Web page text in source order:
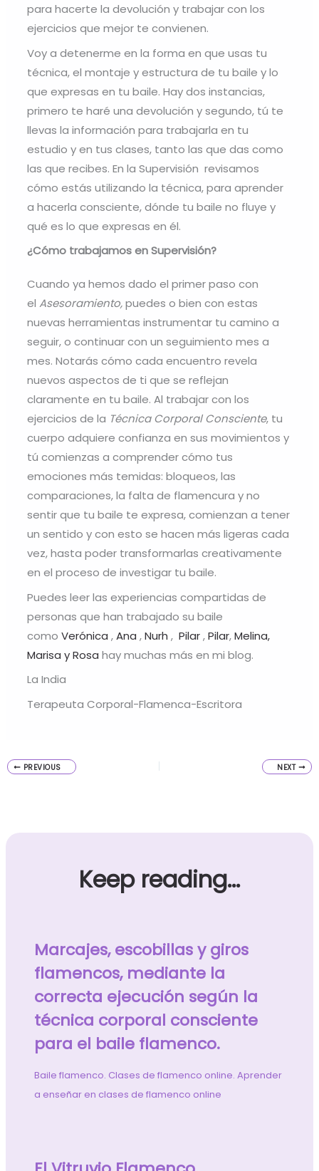
para hacerte la devolución y trabajar con los
ejercicios que mejor te convienen.
Voy a detenerme en la forma en que usas tu
técnica, el montaje y estructura de tu baile y lo
que expresas en tu baile. Hay dos instancias,
primero te haré una devolución y segundo, tú te
llevas la información para trabajarla en tu
estudio y en tus clases, tanto las que das como
las que recibes. En la Supervisión revisamos
cómo estás utilizando la técnica, para aprender
a hacerla consciente, dónde tu baile no fluye y
qué es lo que expresas en él.
¿Cómo trabajamos en Supervisión?
Cuando ya hemos dado el primer paso con
elAsesoramiento,puedes o bien con estas
nuevas herramientas instrumentar tu camino a
seguir, o continuar con un seguimiento mes a
mes. Notarás cómo cada encuentro revela
nuevos aspectos de ti que se reflejan
claramente en tu baile. Al trabajar con los
ejercicios de la Técnica Corporal Consciente, tu
cuerpo adquiere confianza en sus movimientos y
tú comienzas a comprender cómo tus
emociones más temidas: bloqueos, las
comparaciones, la falta de flamencura y no
sentir que tu baile te expresa, comienzan a tener
un sentido y con esto se hacen más ligeras cada
vez, hasta poder transformarlas creativamente
en el proceso de investigar tu baile.
Puedes leer las experiencias compartidas de
personas que han trabajado su baile
comoVerónica ,Ana ,Nurh , Pilar,Pilar,Melina,
Marisa y Rosa hay muchas más en mi blog.
La India
Terapeuta Corporal-Flamenca-Escritora
PREVIOUS NEXT
Keep reading...
Marcajes, escobillas y giros
flamencos, mediante la
correcta ejecución según la
técnica corporal consciente
para el baile flamenco.
Baile flamenco. Clases de flamenco online. Aprender
a enseñar en clases de flamenco online